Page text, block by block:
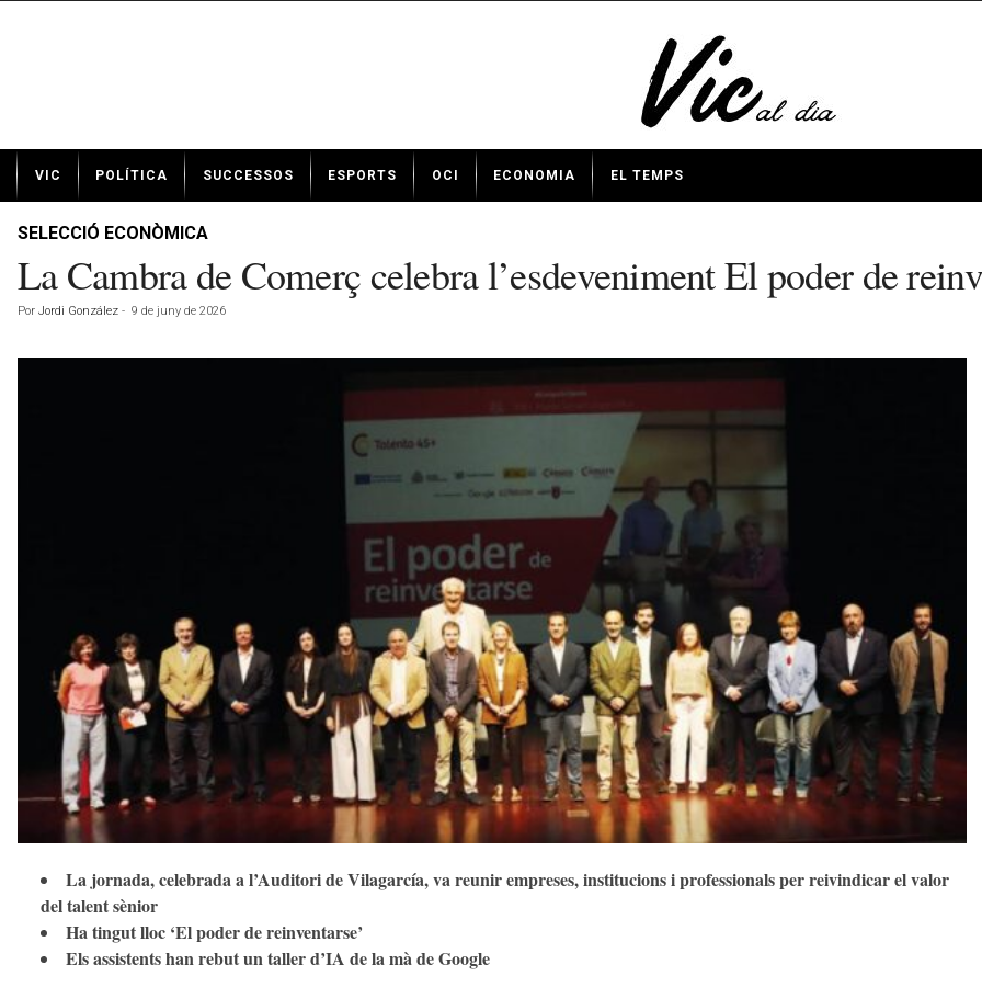
t
VIC POLÍTICA SUCCESSOS ESPORTS OCI ECONOMIA EL TEMPS
SELECCIÓ ECONÒMICA
La Cambra de Comerç celebra l’esdeveniment El poder de
Por Jordi González - 9 de juny de 2026
La jornada, celebrada a l’Auditori de Vilagarcía, va reunir empreses, institucions i professionals per reivindicar el valor
del talent sènior
Ha tingut lloc ‘El poder de reinventarse’
Els assistents han rebut un taller d’IA de la mà de Google